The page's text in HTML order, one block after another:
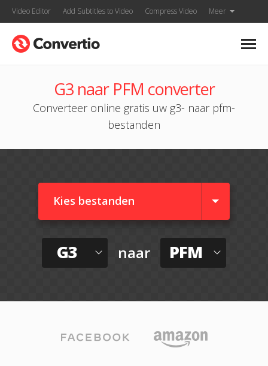
Video Editor Add Subtitles to Video Compress Video Meer
G3 naar PFM converter
Converteer online gratis uw g3- naar pfm-
bestanden
Kies bestanden
G3 naar PFM